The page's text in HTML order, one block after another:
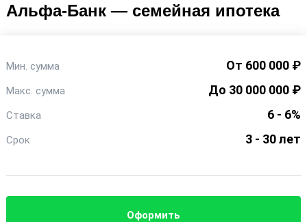
Альфа-Банк — семейная ипотека
От 600 000 ₽
Мин. сумма
До 30 000 000 ₽
Макс. сумма
6 - 6%
Ставка
3 - 30 лет
Срок
Оформить